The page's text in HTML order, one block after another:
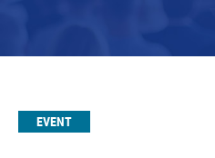
EVENT